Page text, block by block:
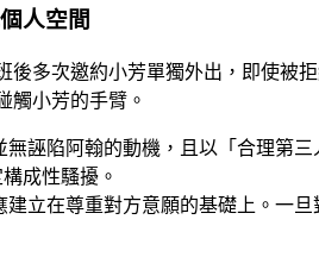
人空間
後多次邀約小芳單獨外出，即使被
觸小芳的手臂。
無誣陷阿翰的動機，且以「合理第
成性騷擾。
建立在尊重對方意願的基礎上。一